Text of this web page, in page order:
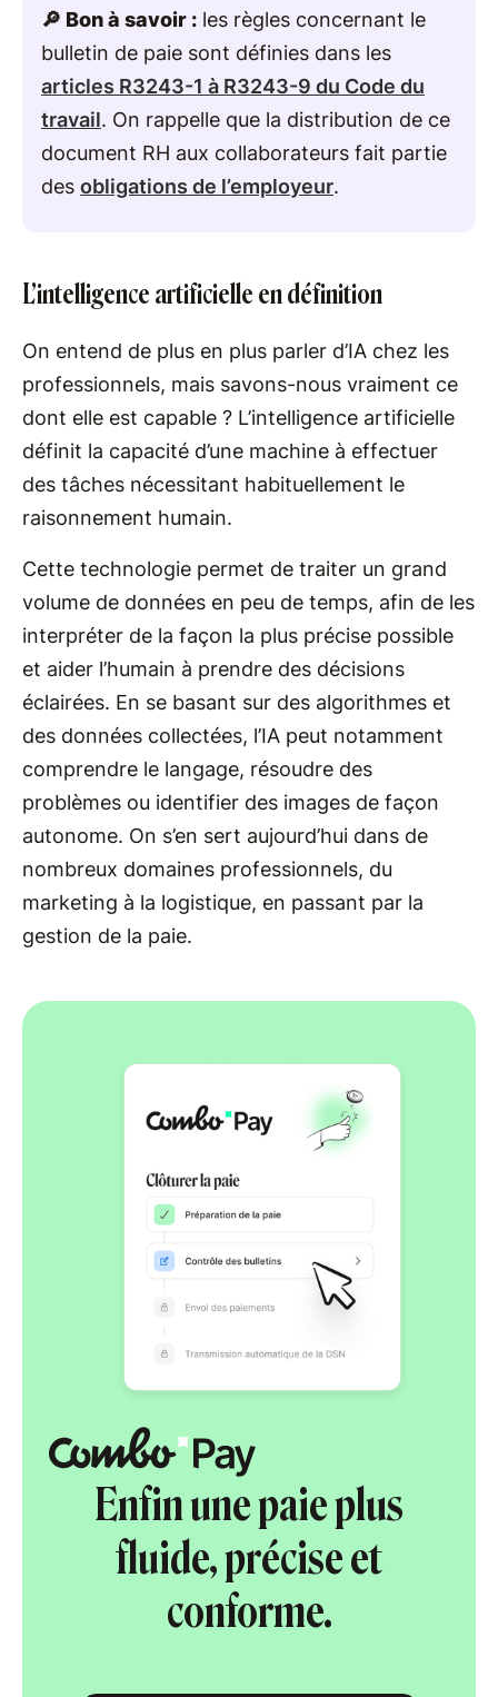
🔎 Bon à savoir : les règles concernant le
bulletin de paie sont définies dans les
articles R3243-1 à R3243-9 du Code du
travail. On rappelle que la distribution de ce
document RH aux collaborateurs fait partie
des obligations de l’employeur.
L’intelligence artificielle en définition
On entend de plus en plus parler d’IA chez les
professionnels, mais savons-nous vraiment ce
dont elle est capable ? L’intelligence artificielle
définit la capacité d’une machine à effectuer
des tâches nécessitant habituellement le
raisonnement humain.
Cette technologie permet de traiter un grand
volume de données en peu de temps, afin de les
interpréter de la façon la plus précise possible
et aider l’humain à prendre des décisions
éclairées. En se basant sur des algorithmes et
des données collectées, l’IA peut notamment
comprendre le langage, résoudre des
problèmes ou identifier des images de façon
autonome. On s’en sert aujourd’hui dans de
nombreux domaines professionnels, du
marketing à la logistique, en passant par la
gestion de la paie.
Enfin une paie plus
fluide, précise et
conforme.